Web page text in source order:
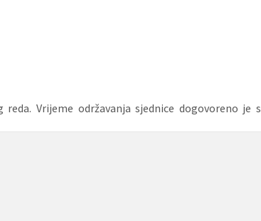
Vrijeme održavanja sjednice dogovoreno je s